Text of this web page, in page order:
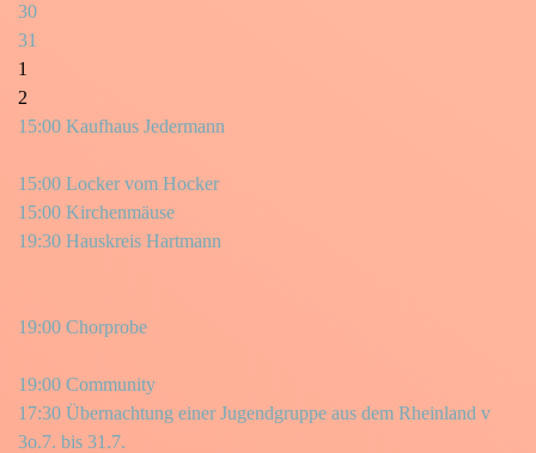
30
31
1
2
15:00 Kaufhaus Jedermann
15:00 Locker vom Hocker
15:00 Kirchenmäuse
19:30 Hauskreis Hartmann
19:00 Chorprobe
19:00 Community
17:30 Übernachtung einer Jugendgruppe aus dem Rheinland v
3o.7. bis 31.7.